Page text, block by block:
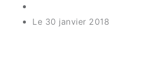
Le 30 janvier 2018